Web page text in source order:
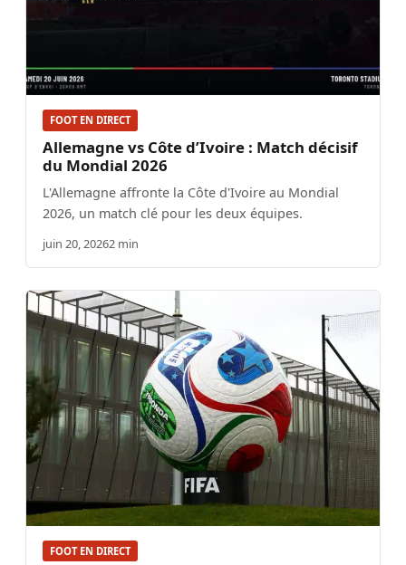
FOOT EN DIRECT
Allemagne vs Côte d’Ivoire : Match décisif
du Mondial 2026
L'Allemagne affronte la Côte d'Ivoire au Mondial
2026, un match clé pour les deux équipes.
juin 20, 20262 min
FOOT EN DIRECT